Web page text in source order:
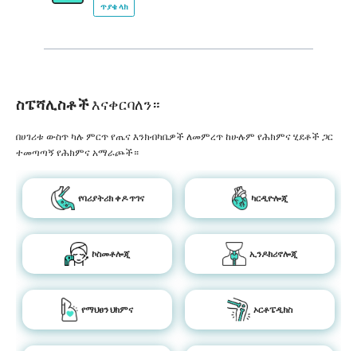
ጥያቄ ላክ
ስፔሻሊስቶችእናቀርባለን።
በሀገሪቱ ውስጥ ካሉ ምርጥ የጤና እንክብካቤዎች ለመምረጥ ከሁሉም የሕክምና ሂደቶች ጋር
ተመጣጣኝ የሕክምና አማራጮች።
የባሪያትሪክ ቀዶ ጥገና ካርዲዮሎጂ
ኮስመቶሎጂ ኢንዶክሪኖሎጂ
የማህፀን ህክምና ኦርቶፔዲክስ